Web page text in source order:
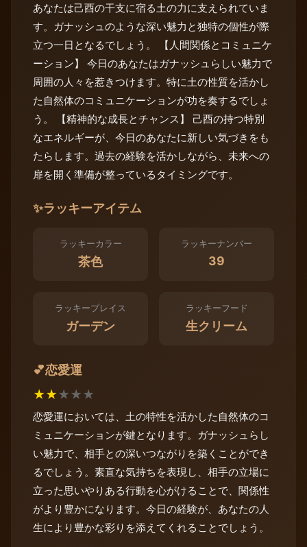
あなたは己酉の干支に宿る土の力に支えられていま
す。ガナッシュのような深い魅力と独特の個性が際
立つ一日となるでしょう。 【人間関係とコミュニケ
ーション】 今日のあなたはガナッシュらしい魅力で
周囲の人々を惹きつけます。特に土の性質を活かし
た自然体のコミュニケーションが功を奏するでしょ
う。 【精神的な成長とチャンス】 己酉の持つ特別
なエネルギーが、今日のあなたに新しい気づきをも
たらします。過去の経験を活かしながら、未来への
扉を開く準備が整っているタイミングです。
✨ラッキーアイテム
ラッキーカラー
茶色
ラッキーナンバー
39
ラッキープレイス
ガーデン
ラッキーフード
生クリーム
💕恋愛運
★★★★★
恋愛運においては、土の特性を活かした自然体のコ
ミュニケーションが鍵となります。ガナッシュらし
い魅力で、相手との深いつながりを築くことができ
るでしょう。素直な気持ちを表現し、相手の立場に
立った思いやりある行動を心がけることで、関係性
がより豊かになります。今日の経験が、あなたの人
生により豊かな彩りを添えてくれることでしょう。